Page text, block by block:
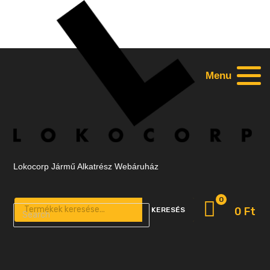
Products search
KERESÉS 0 Ft
0
Lokocorp Jármű Alkatrész Webáruház
Menu